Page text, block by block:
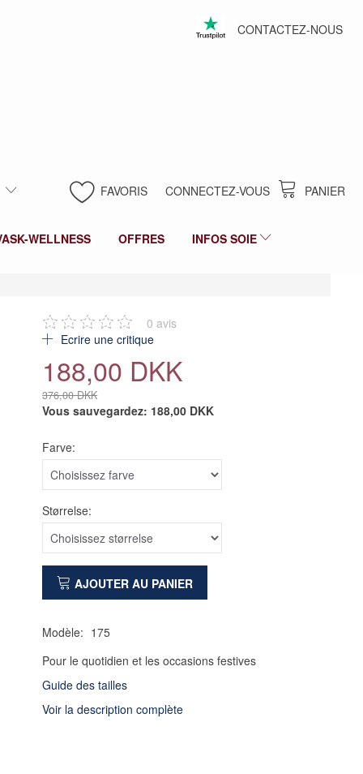
CONTACTEZ-NOUS
PANIER
FAVORIS CONNECTEZ-VOUS
WELLNESS OFFRES INFOS SOIE
0 avis
Ecrire une critique
188,00 DKK
376,00 DKK
Vous sauvegardez: 188,00 DKK
Farve:
Størrelse:
AJOUTER AU PANIER
Modèle: 175
Pour le quotidien et les occasions festives
Guide des tailles
Voir la description complète